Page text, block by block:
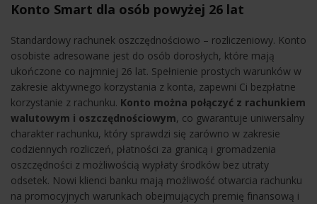
Konto Smart dla osób powyżej 26 lat
Standardowy rachunek oszczędnościowo – rozliczeniowy. Konto
osobiste adresowane jest do osób dorosłych, które mają
ukończone co najmniej 26 lat. Spełnienie prostych warunków w
zakresie aktywnego korzystania z konta, zapewni Ci bezpłatne
korzystanie z rachunku. Konto można połączyć z rachunkiem
walutowym i oszczędnościowym, co gwarantuje uniwersalny
charakter rachunku, który sprawdzi się zarówno w zakresie
codziennych rozliczeń, płatności za granicą i gromadzenia
oszczędności z możliwością wypłaty środków bez utraty
odsetek. Nowi klienci banku mają możliwość otwarcia rachunku
na promocyjnych warunkach obejmujących premię finansową i